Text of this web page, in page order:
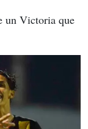
un Victoria que